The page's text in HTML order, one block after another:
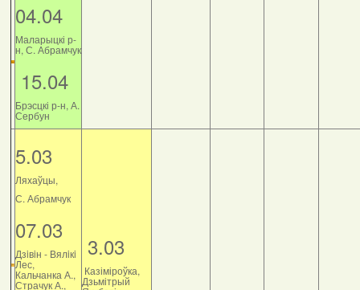
04.04
Маларыцкі р-
н, С. Абрамчук
15.04
Брэсцкі р-н, А.
Сербун
5.03
Ляхаўцы,
С. Абрамчук
07.03
Дзiвiн - Вялiкi
Лес,
Кальчанка А.,
Страчук А.,
3.03
Казіміроўка,
Дзьмітрый